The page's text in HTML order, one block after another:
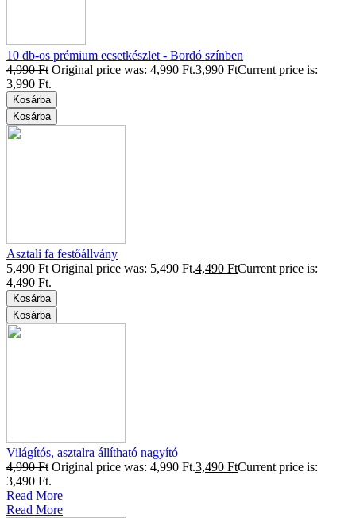
10 db-os prémium ecsetkészlet - Bordó színben
4,990Ft Original price was: 4,990 Ft.3,990 FtCurrent price is:
3,990 Ft.
Kosárba
Kosárba
Asztali fa festőállvány
5,490Ft Original price was: 5,490 Ft.4,490 FtCurrent price is:
4,490 Ft.
Kosárba
Kosárba
Világítós, asztalra állítható nagyító
4,990Ft Original price was: 4,990 Ft.3,490 FtCurrent price is:
3,490 Ft.
Read More
Read More